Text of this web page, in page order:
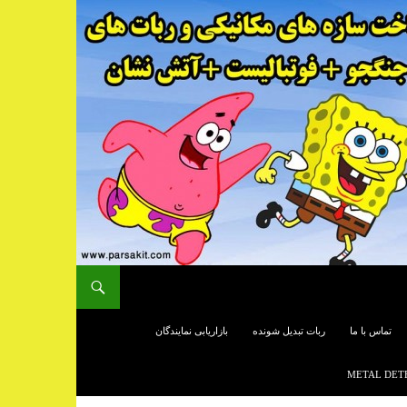
تماس با ما ربات تبدیل شونده بازاریابی نمایندگان